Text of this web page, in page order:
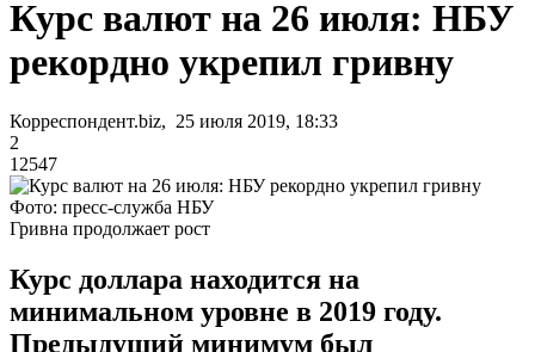
Курс валют на 26 июля: НБУ
рекордно укрепил гривну
Корреспондент.biz, 25 июля 2019, 18:33
2
12547
Фото: пресс-служба НБУ
Гривна продолжает рост
Курс доллара находится на
минимальном уровне в 2019 году.
Предыдущий минимум был